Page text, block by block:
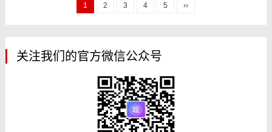
遣劳动者的，被派遣劳动者享有本法规定的
看最佳答案更...
1 2 3 4 5 ››
关注我们的官方微信公众号